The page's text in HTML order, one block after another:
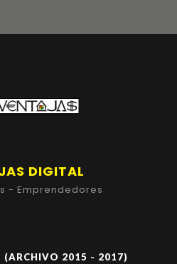
DIGITAL
- Emprendedores
(ARCHIVO 2015 - 2017)